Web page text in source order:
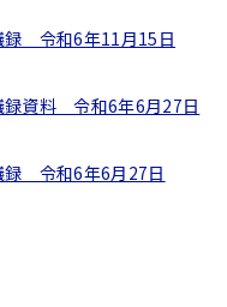
録 令和6年11月15日
録資料 令和6年6月27日
録 令和6年6月27日